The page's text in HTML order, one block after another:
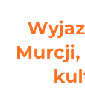
Murcji,